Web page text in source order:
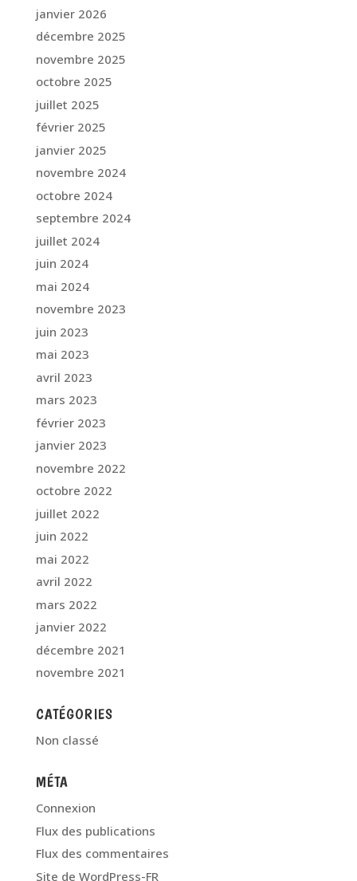
janvier 2026
décembre 2025
novembre 2025
octobre 2025
juillet 2025
février 2025
janvier 2025
novembre 2024
octobre 2024
septembre 2024
juillet 2024
juin 2024
mai 2024
novembre 2023
juin 2023
mai 2023
avril 2023
mars 2023
février 2023
janvier 2023
novembre 2022
octobre 2022
juillet 2022
juin 2022
mai 2022
avril 2022
mars 2022
janvier 2022
décembre 2021
novembre 2021
CATÉGORIES
Non classé
MÉTA
Connexion
Flux des publications
Flux des commentaires
Site de WordPress-FR